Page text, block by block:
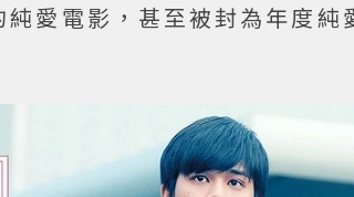
愛電影，甚至被封為年度純